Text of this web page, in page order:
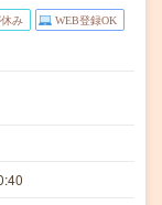
み WEB登録OK